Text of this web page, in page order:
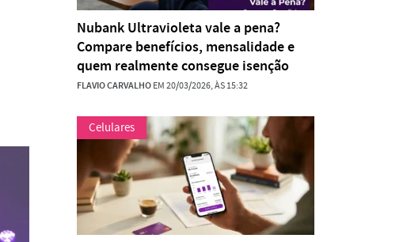
Nubank Ultravioleta vale a pena?
Compare benefícios, mensalidade e
quem realmente consegue isenção
FLAVIO CARVALHOEM 20/03/2026, ÀS 15:32
Celulares